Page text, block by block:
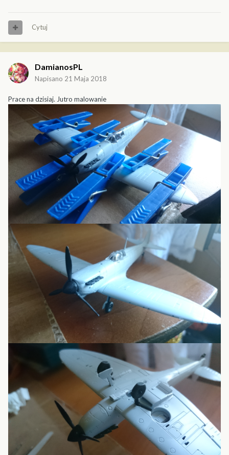
Cytuj
DamianosPL
Napisano 21 Maja 2018
Prace na dzisiaj. Jutro malowanie